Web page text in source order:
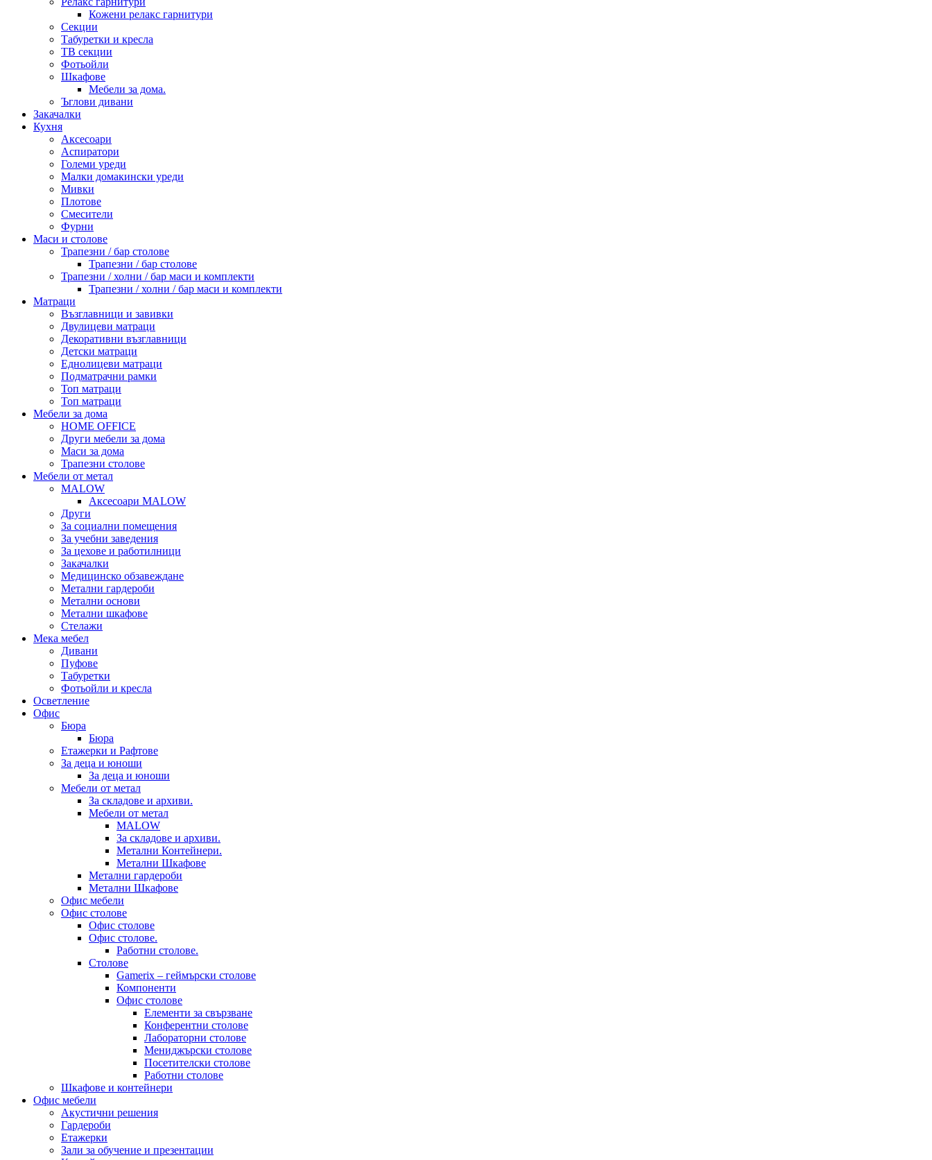
Кожени релакс гарнитури
Секции
Табуретки и кресла
ТВ секции
Фотьойли
Шкафове
Мебели за дома.
Ъглови дивани
Закачалки
Кухня
Аксесоари
Аспиратори
Големи уреди
Малки домакински уреди
Мивки
Плотове
Смесители
Фурни
Маси и столове
Трапезни / бар столове
Трапезни / бар столове
Трапезни / холни / бар маси и комплекти
Трапезни / холни / бар маси и комплекти
Матраци
Възглавници и завивки
Двулицеви матраци
Декоративни възглавници
Детски матраци
Еднолицеви матраци
Подматрачни рамки
Топ матраци
Топ матраци
Мебели за дома
HOME OFFICE
Други мебели за дома
Маси за дома
Трапезни столове
Мебели от метал
MALOW
Аксесоари MALOW
Други
За социални помещения
За учебни заведения
За цехове и работилници
Закачалки
Медицинско обзавеждане
Метални гардероби
Метални основи
Метални шкафове
Стелажи
Мека мебел
Дивани
Пуфове
Табуретки
Фотьойли и кресла
Осветление
Офис
Бюра
Бюра
Етажерки и Рафтове
За деца и юноши
За деца и юноши
Мебели от метал
За складове и архиви.
Мебели от метал
MALOW
За складове и архиви.
Метални Контейнери.
Метални Шкафове
Метални гардероби
Метални Шкафове
Офис мебели
Офис столове
Офис столове
Офис столове.
Работни столове.
Столове
Gamerix – геймърски столове
Компоненти
Офис столове
Елементи за свързване
Конферентни столове
Лабораторни столове
Мениджърски столове
Посетителски столове
Работни столове
Шкафове и контейнери
Офис мебели
Акустични решения
Гардероби
Етажерки
Зали за обучение и презентации